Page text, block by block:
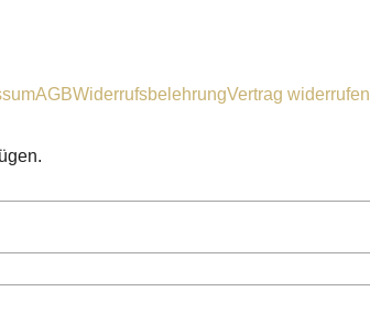
AGBWiderrufsbelehrungVertrag widerrufen